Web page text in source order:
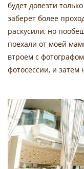
будет довезти
заберет более
раскусили, но
поехали от моей
втроем с
фотосессии, и затем